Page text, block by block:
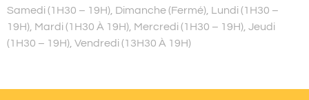
Samedi (1H30 – 19H), Dimanche (Fermé), Lundi (1H30 –
19H), Mardi (1H30 À 19H), Mercredi (1H30 – 19H), Jeudi
(1H30 – 19H), Vendredi (13H30 À 19H)